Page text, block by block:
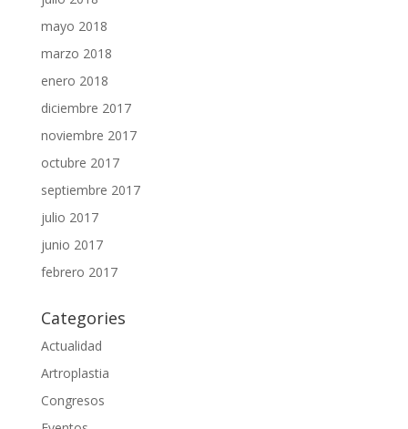
mayo 2018
marzo 2018
enero 2018
diciembre 2017
noviembre 2017
octubre 2017
septiembre 2017
julio 2017
junio 2017
febrero 2017
Categories
Actualidad
Artroplastia
Congresos